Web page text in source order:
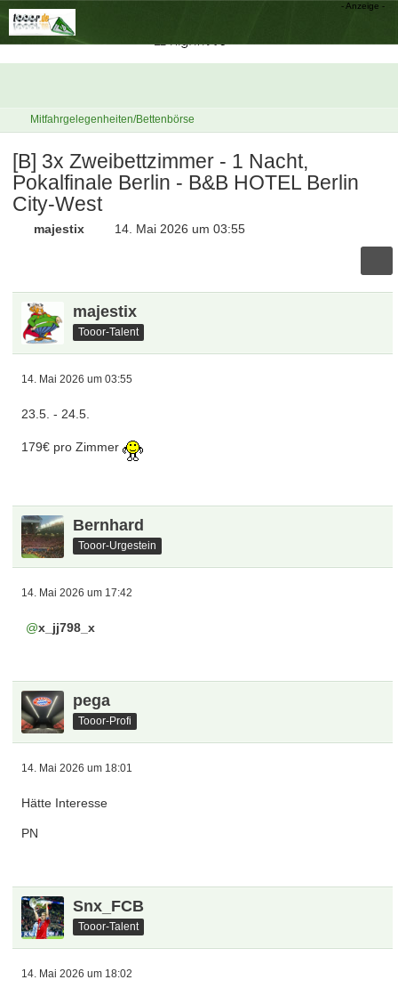
Mitfahrgelegenheiten/Bettenbörse
[B] 3x Zweibettzimmer - 1 Nacht,
Pokalfinale Berlin - B&B HOTEL Berlin
City-West
majestix 14. Mai 2026 um 03:55
majestix
Tooor-Talent
14. Mai 2026 um 03:55
23.5. - 24.5.
179€ pro Zimmer
Bernhard
Tooor-Urgestein
14. Mai 2026 um 17:42
x_jj798_x
pega
Tooor-Profi
14. Mai 2026 um 18:01
Hätte Interesse
PN
Snx_FCB
Tooor-Talent
14. Mai 2026 um 18:02